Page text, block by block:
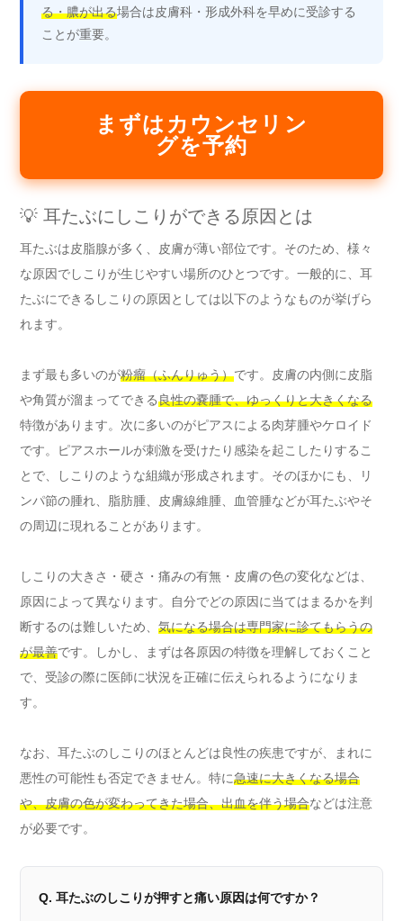
る・膿が出る場合は皮膚科・形成外科を早めに受診する
ことが重要。
まずはカウンセリン
グを予約
💡 耳たぶにしこりができる原因とは
耳たぶは皮脂腺が多く、皮膚が薄い部位です。そのため、様々
な原因でしこりが生じやすい場所のひとつです。一般的に、耳
たぶにできるしこりの原因としては以下のようなものが挙げら
れます。
まず最も多いのが粉瘤（ふんりゅう）です。皮膚の内側に皮脂
や角質が溜まってできる良性の嚢腫で、ゆっくりと大きくなる
特徴があります。次に多いのがピアスによる肉芽腫やケロイド
です。ピアスホールが刺激を受けたり感染を起こしたりするこ
とで、しこりのような組織が形成されます。そのほかにも、リ
ンパ節の腫れ、脂肪腫、皮膚線維腫、血管腫などが耳たぶやそ
の周辺に現れることがあります。
しこりの大きさ・硬さ・痛みの有無・皮膚の色の変化などは、
原因によって異なります。自分でどの原因に当てはまるかを判
断するのは難しいため、 気になる場合は専門家に診てもらうの
が最善です。しかし、まずは各原因の特徴を理解しておくこと
で、受診の際に医師に状況を正確に伝えられるようになりま
す。
なお、耳たぶのしこりのほとんどは良性の疾患ですが、まれに
悪性の可能性も否定できません。特に急速に大きくなる場合
や、皮膚の色が変わってきた場合、出血を伴う場合などは注意
が必要です。
Q. 耳たぶのしこりが押すと痛い原因は何ですか？